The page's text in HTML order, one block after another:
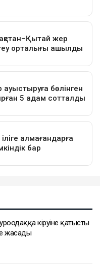
кіруіне қатысты
жасады